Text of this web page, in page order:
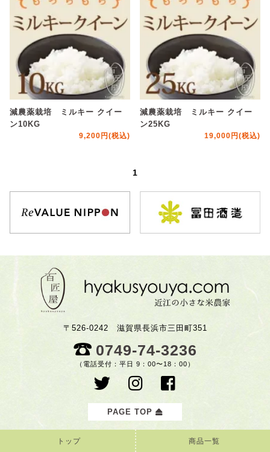
減農薬栽培 ミルキー クイー
ン10KG
9,200円(税込)
減農薬栽培 ミルキー クイー
ン25KG
19,000円(税込)
1
〒526-0242 滋賀県長浜市三田町351
0749-74-3236
（電話受付：平日 9：00〜18：00）
PAGE TOP
トップ 商品一覧